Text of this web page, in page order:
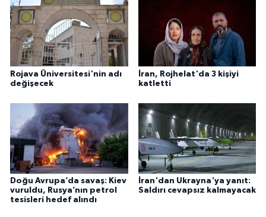
Rojava Üniversitesi'nin adı
değişecek
İran, Rojhelat'da 3 kişiyi
katletti
Doğu Avrupa’da savaş: Kiev
vuruldu, Rusya’nın petrol
tesisleri hedef alındı
İran'dan Ukrayna'ya yanıt:
Saldırı cevapsız kalmayacak